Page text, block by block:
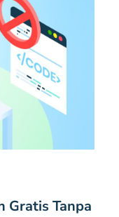
Gratis Tanpa